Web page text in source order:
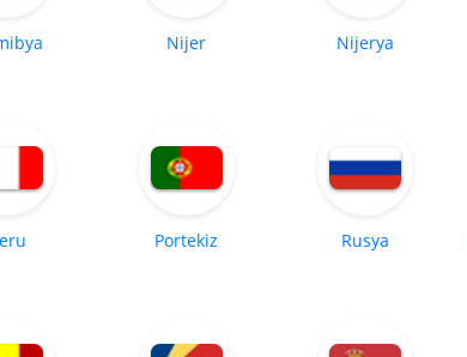
Nijer Nijerya
Portekiz Rusya